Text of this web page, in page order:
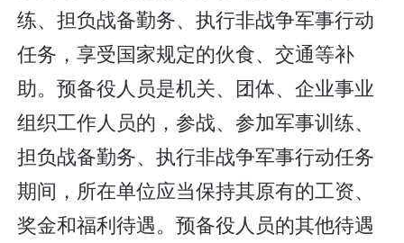
练、担负战备勤务、执行非战争军事行动
任务，享受国家规定的伙食、交通等补
助。预备役人员是机关、团体、企业事业
组织工作人员的，参战、参加军事训练、
担负战备勤务、执行非战争军事行动任务
期间，所在单位应当保持其原有的工资、
奖金和福利待遇。预备役人员的其他待遇